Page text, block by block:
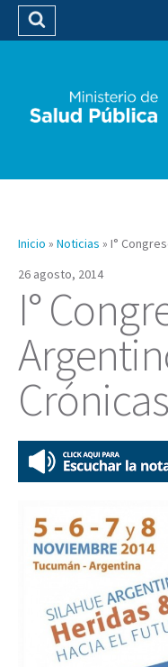
Buscar
Inicio » Noticias » I°
26 agosto, 2014
I°
Crónicas